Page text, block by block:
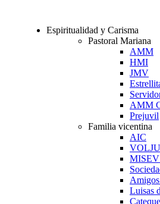
Espiritualidad y Carisma
Pastoral Mariana
AMM
HMI
JMV
AMM
Prejuvil
Familia vicentina
AIC
Luisas